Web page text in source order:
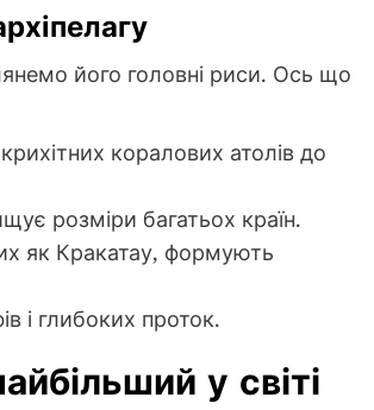
його головні риси. Ось що
коралових атолів до
розміри багатьох країн.
як Кракатау, формують
і глибоких проток.
у світі